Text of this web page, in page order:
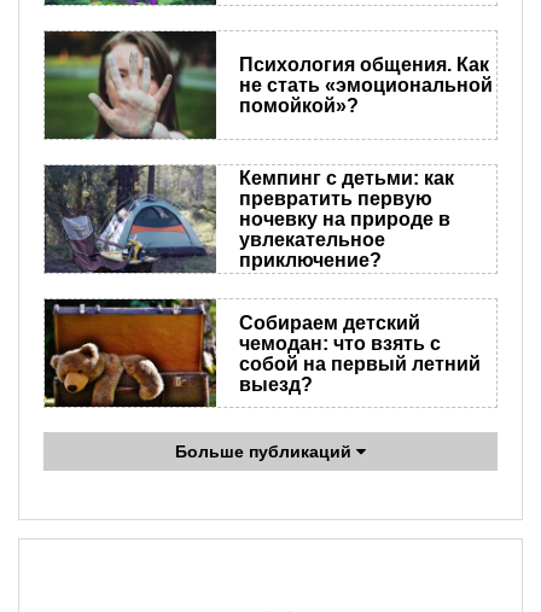
Психология общения. Как
не стать «эмоциональной
помойкой»?
Кемпинг с детьми: как
превратить первую
ночевку на природе в
увлекательное
приключение?
Собираем детский
чемодан: что взять с
собой на первый летний
выезд?
Больше публикаций